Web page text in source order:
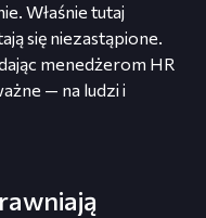
Właśnie tutaj
się niezastąpione.
menedżerom HR
— na ludzi i